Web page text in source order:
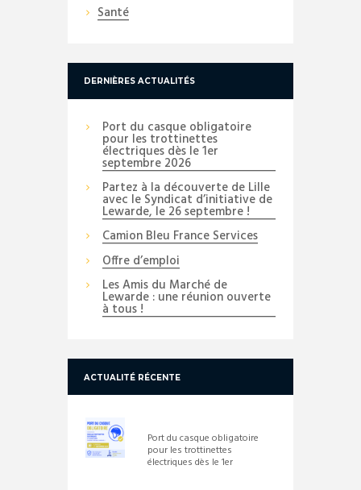
Santé
DERNIÈRES ACTUALITÉS
Port du casque obligatoire
pour les trottinettes
électriques dès le 1er
septembre 2026
Partez à la découverte de Lille
avec le Syndicat d’initiative de
Lewarde, le 26 septembre !
Camion Bleu France Services
Offre d’emploi
Les Amis du Marché de
Lewarde : une réunion ouverte
à tous !
ACTUALITÉ RÉCENTE
Port du casque obligatoire
pour les trottinettes
électriques dès le 1er